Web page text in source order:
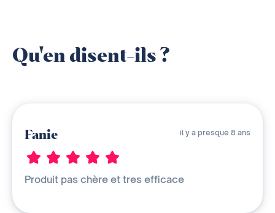
Qu'en disent-ils ?
Fanie il y a presque 8 ans
Produit pas chère et tres efficace